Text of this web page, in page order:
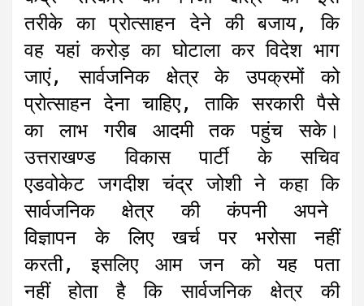
तरीके का प्रोत्साहन देने की बजाय, कि
वह यहां करोड़ का घोटाला कर विदेश भाग
जाएं, सार्वजनिक क्षेत्र के उपक्रमों को
प्रोत्साहन देना चाहिए, ताकि सरकारी पैसे
का लाभ गरीब आदमी तक पहुंच सके।
उत्तराखण्ड विकास पार्टी के सचिव
एडवोकेट जगदीश चंद्र जोशी ने कहा कि
सार्वजनिक क्षेत्र की कंपनी अपने
विज्ञापन के लिए खर्च पर भरोसा नहीं
करती, इसलिए आम जन को यह पता
नहीं होता है कि सार्वजनिक क्षेत्र की